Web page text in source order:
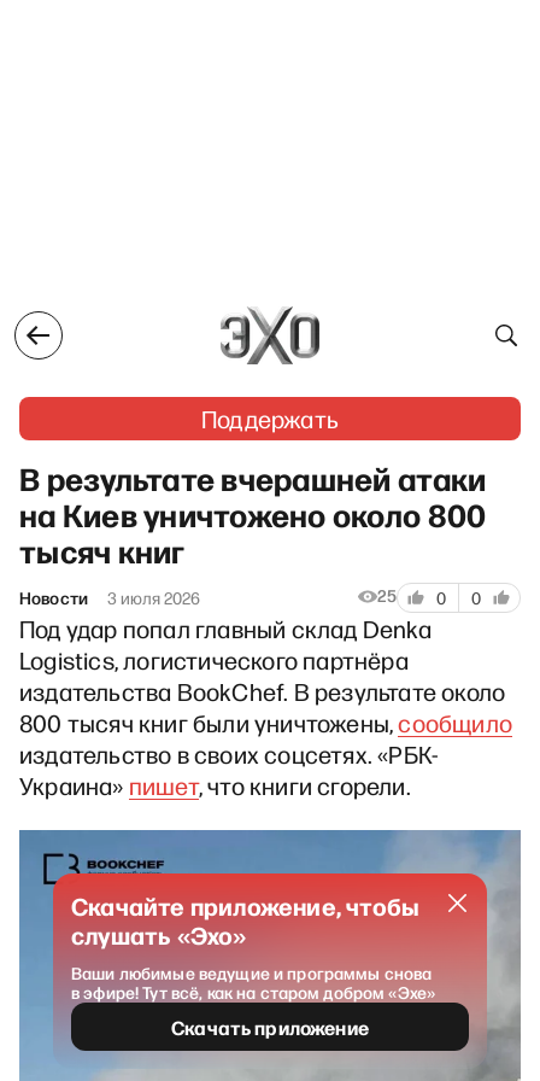
Поддержать
В результате вчерашней атаки
на Киев уничтожено около 800
тысяч книг
Новости 3 июля 2026 25 0 0
Под удар попал главный склад Denka
Logistics, логистического партнёра
издательства BookChef. В результате около
800 тысяч книг были уничтожены,сообщило
издательство в своих соцсетях. «РБК-
Украина» пишет, что книги сгорели.
Скачайте приложение, чтобы
слушать «Эхо»
Ваши любимые ведущие и программы снова
в эфире! Тут всё, как на старом добром «Эхе»
Скачать приложение